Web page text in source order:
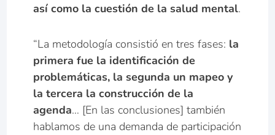
así como la cuestión de la salud mental.
“La metodología consistió en tres fases: la
primera fue la identificación de
problemáticas, la segunda un mapeo y
la tercera la construcción de la
agenda… [En las conclusiones] también
hablamos de una demanda de participación